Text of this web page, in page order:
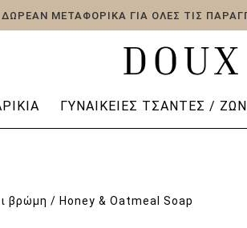
ΔΩΡΕΑΝ ΜΕΤΑΦΟΡΙΚΑ ΓΙΑ ΟΛΕΣ ΤΙΣ
ΓΥΝΑΙΚΕΊΕΣ ΤΣΆΝΤΕΣ /
βρώμη / Honey & Oatmeal Soap